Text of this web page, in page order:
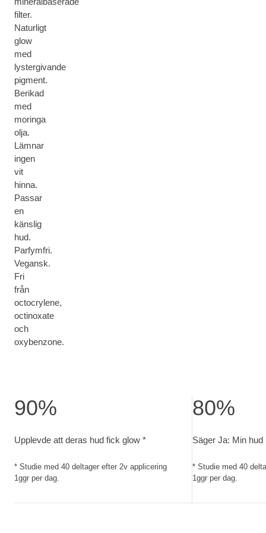
filter.
Naturligt
glow
med
lystergivande
pigment.
Berikad
med
moringa
olja.
Lämnar
ingen
vit
hinna.
Passar
en
känslig
hud.
Parfymfri.
Vegansk.
Fri
från
octocrylene,
octinoxate
och
oxybenzone.
90%
Upplevde att deras hud fick glow *
* Studie med 40 deltager efter 2v applicering
1ggr per dag.
80%
Säger Ja: Min
* Studie med 40
1ggr per dag.